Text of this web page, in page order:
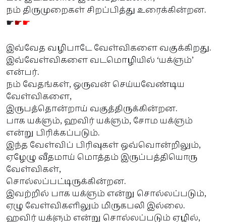
நம் திருமுறைகள் சிறப்பித்து உரைக்கின்றன.
☛☛☛
இவ்வேத வழிபாடே வேள்விகளை வகுக்கிறது.
இவ்வேள்விகளை வடமொழியில் ‘யக்ஞம்’
என்பர்.
நம் வேதங்கள், ஒருவன் செய்யவேண்டிய
வேள்விகளை,
இருபத்தொன்றாய் வகுத்திருக்கின்றன.
பாக யக்ஞம், ஹவிர் யக்ஞம், சோம யக்ஞம்
என்று பிரிக்கப்படும்.
இந்த வேள்விப் பிரிவுகள் ஒவ்வொன்றிலும்,
ஏழேழு வீதமாய் மொத்தம் இருப்பத்தியொரு
வேள்விகள்,
சொல்லப்பட்டிருக்கின்றன.
இவற்றில் பாக யக்ஞம் என்று சொல்லப்படும்,
ஏழு வேள்விகளிலும் மிருகபலி இல்லை.
ஹவிர் யக்ஞம் என்று சொல்லப்படும் ஏழில்,